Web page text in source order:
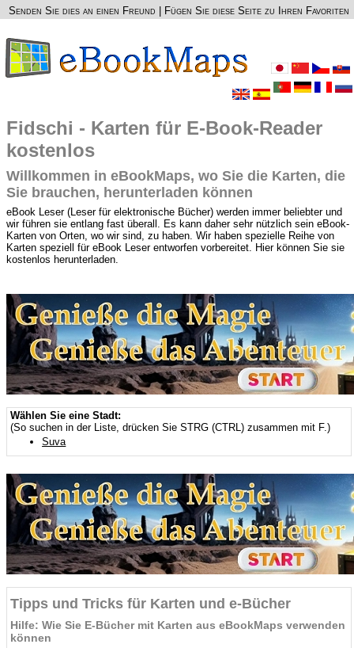
Senden Sie dies an einen Freund Fügen Sie diese Seite zu Ihren Favoriten
Fidschi - Karten für E-Book-Reader
kostenlos
Willkommen in eBookMaps, wo Sie die Karten, die
Sie brauchen, herunterladen können
eBook Leser (Leser für elektronische Bücher) werden immer beliebter und
wir führen sie entlang fast überall. Es kann daher sehr nützlich sein eBook-
Karten von Orten, wo wir sind, zu haben. Wir haben spezielle Reihe von
Karten speziell für eBook Leser entworfen vorbereitet. Hier können Sie sie
kostenlos herunterladen.
Wählen Sie eine Stadt:
(So suchen in der Liste, drücken Sie STRG (CTRL) zusammen mit F.)
Suva
Tipps und Tricks für Karten und e-Bücher
Hilfe: Wie Sie E-Bücher mit Karten aus eBookMaps verwenden
können